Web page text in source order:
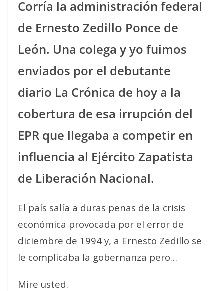
Corría la administración federal
de Ernesto Zedillo Ponce de
León. Una colega y yo fuimos
enviados por el debutante
diario La Crónica de hoy a la
cobertura de esa irrupción del
EPR que llegaba a competir en
influencia al Ejército Zapatista
de Liberación Nacional.
El país salía a duras penas de la crisis
económica provocada por el error de
diciembre de 1994 y, a Ernesto Zedillo se
le complicaba la gobernanza pero…
Mire usted.